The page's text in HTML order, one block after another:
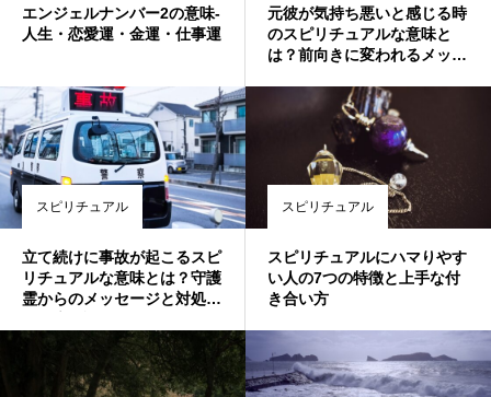
エンジェルナンバー2の意味-
人生・恋愛運・金運・仕事運
元彼が気持ち悪いと感じる時
のスピリチュアルな意味と
は？前向きに変われるメッセ
スピリチュアル
立て続けに事故が起こるスピ
リチュアルな意味とは？守護
霊からのメッセージと対処法
スピリチュアル
スピリチュアルにハマりやす
い人の7つの特徴と上手な付
き合い方